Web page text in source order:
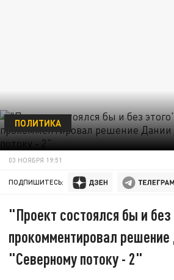
ПОЛИТИКА
03 НОЯБРЯ 19:51
ПОДПИШИТЕСЬ:
"Проект состоялся бы и
прокомментировал решение
"Северному потоку - 2"